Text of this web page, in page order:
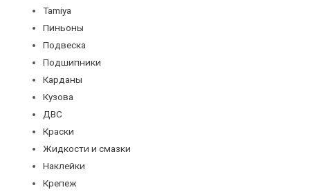
Tamiya
Пиньоны
Подвеска
Подшипники
Карданы
Кузова
ДВС
Краски
Жидкости и смазки
Наклейки
Крепеж